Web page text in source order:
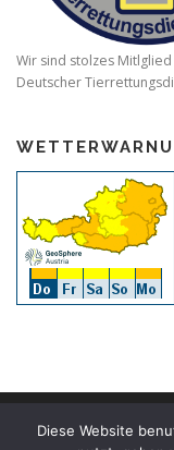
Wir sind stolzes
Deutscher
Copyright © 2026
Diese Website